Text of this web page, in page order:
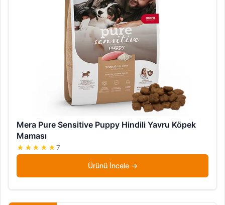
Mera Pure Sensitive Puppy Hindili Yavru Köpek
Maması
★★★★★7
Ürünü İncele